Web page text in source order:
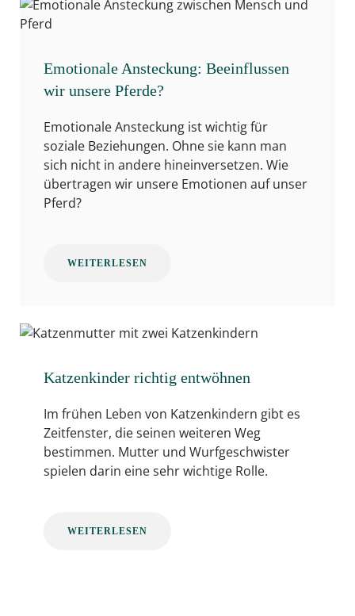
Emotionale Ansteckung: Beeinflussen
wir unsere Pferde?
Emotionale Ansteckung ist wichtig für
soziale Beziehungen. Ohne sie kann man
sich nicht in andere hineinversetzen. Wie
übertragen wir unsere Emotionen auf unser
Pferd?
WEITERLESEN
Katzenkinder richtig entwöhnen
Im frühen Leben von Katzenkindern gibt es
Zeitfenster, die seinen weiteren Weg
bestimmen. Mutter und Wurfgeschwister
spielen darin eine sehr wichtige Rolle.
WEITERLESEN